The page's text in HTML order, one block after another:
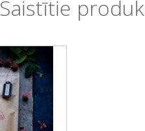
Saistītie